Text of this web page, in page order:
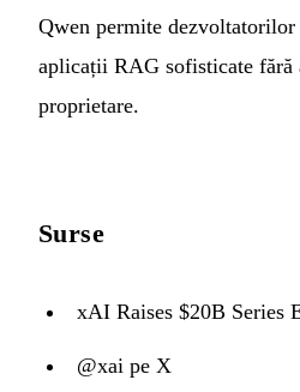
Qwen permite dezvoltatorilor
aplicații RAG sofisticate fără
proprietare.
Surse
xAI Raises $20B Series
@xai pe X